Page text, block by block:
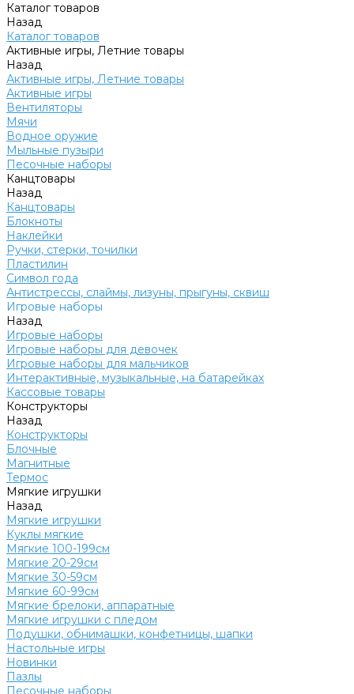
Каталог товаров
Назад
Каталог товаров
Активные игры, Летние товары
Назад
Активные игры, Летние товары
Активные игры
Вентиляторы
Мячи
Водное оружие
Мыльные пузыри
Песочные наборы
Канцтовары
Назад
Канцтовары
Блокноты
Наклейки
Ручки, стерки, точилки
Пластилин
Символ года
Антистрессы, слаймы, лизуны, прыгуны, сквиш
Игровые наборы
Назад
Игровые наборы
Игровые наборы для девочек
Игровые наборы для мальчиков
Интерактивные, музыкальные, на батарейках
Кассовые товары
Конструкторы
Назад
Конструкторы
Блочные
Магнитные
Термос
Мягкие игрушки
Назад
Мягкие игрушки
Куклы мягкие
Мягкие 100-199см
Мягкие 20-29см
Мягкие 30-59см
Мягкие 60-99см
Мягкие брелоки, аппаратные
Мягкие игрушки с пледом
Подушки, обнимашки, конфетницы, шапки
Настольные игры
Новинки
Пазлы
Песочные наборы